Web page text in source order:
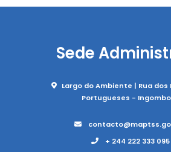
Sede
Largo do Ambiente | Rua dos
Portugueses -
+ 244 222 333 095